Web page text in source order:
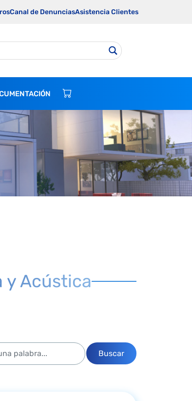
Canal de DenunciasAsistencia Clientes
y Acústica
Buscar